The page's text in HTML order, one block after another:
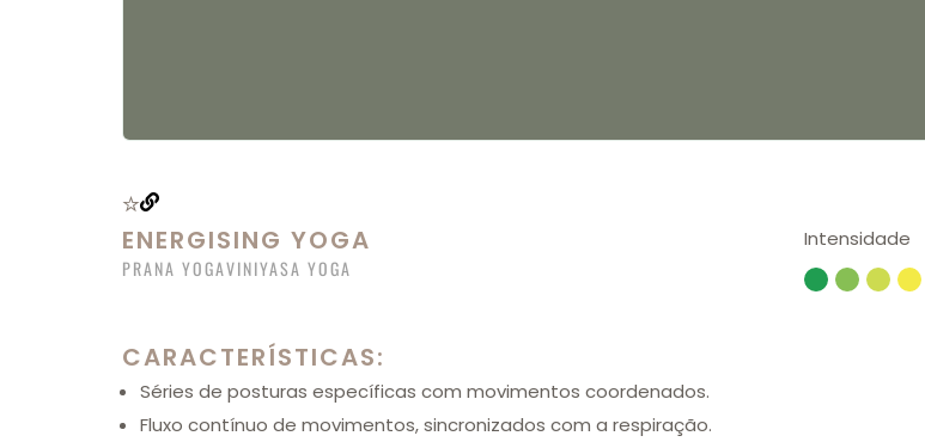
ENERGISING YOGA
PRANA YOGAVINIYASA YOGA
Intensidade
CARACTERÍSTICAS:
Séries de posturas específicas com movimentos coordenados.
Fluxo contínuo de movimentos, sincronizados com a respiração.